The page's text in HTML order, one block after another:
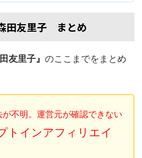
田友里子 まとめ
友里子』 のここまでをまとめ
不明。運営元が確認できない
トインアフィリエイ